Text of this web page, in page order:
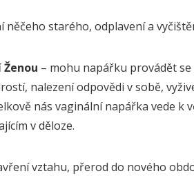
starého, odplavení a
– mohu napářku provádět se
nalezení odpovědi v sobě,
nás vaginální napářka vede k
v děloze.
vztahu, přerod do nového